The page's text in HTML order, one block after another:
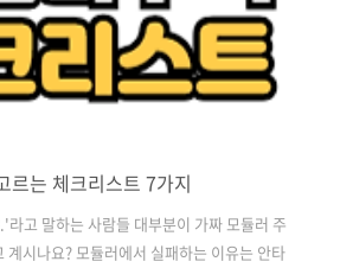
르는 체크리스트 7가지
고 말하는 사람들 대부분이 가짜 모듈러 주
계시나요? 모듈러에서 실패하는 이유는 안타